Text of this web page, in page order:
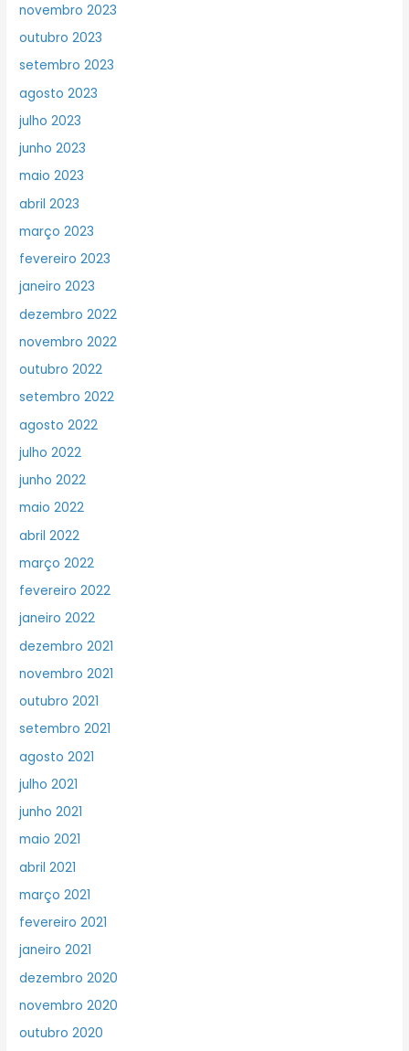
novembro 2023
outubro 2023
setembro 2023
agosto 2023
julho 2023
junho 2023
maio 2023
abril 2023
março 2023
fevereiro 2023
janeiro 2023
dezembro 2022
novembro 2022
outubro 2022
setembro 2022
agosto 2022
julho 2022
junho 2022
maio 2022
abril 2022
março 2022
fevereiro 2022
janeiro 2022
dezembro 2021
novembro 2021
outubro 2021
setembro 2021
agosto 2021
julho 2021
junho 2021
maio 2021
abril 2021
março 2021
fevereiro 2021
janeiro 2021
dezembro 2020
novembro 2020
outubro 2020